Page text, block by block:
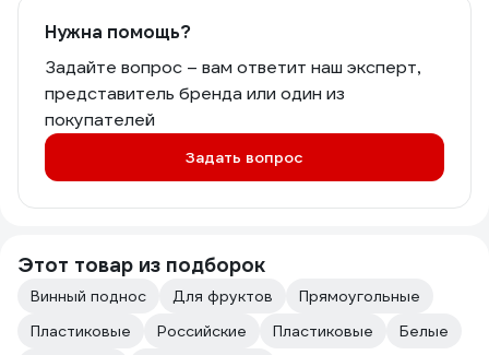
Нужна помощь?
Задайте вопрос – вам ответит наш эксперт,
представитель бренда или один из
покупателей
Задать вопрос
Этот товар из подборок
Винный поднос Для фруктов
Прямоугольные
Пластиковые
Российские Пластиковые
Белые